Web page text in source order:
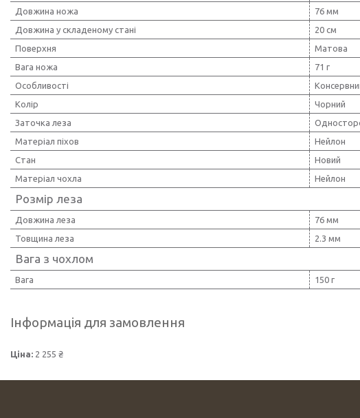
Довжина ножа
76 мм
Довжина у складеному стані
20 см
Поверхня
Матова
Вага ножа
71 г
Особливості
Колір
Чорний
Заточка леза
Матеріал піхов
Нейлон
Стан
Новий
Матеріал чохла
Нейлон
Розмір леза
Довжина леза
76 мм
Товщина леза
2.3 мм
Вага з чохлом
Вага 150 г
Інформація для замовлення
Ціна: 2 255 ₴